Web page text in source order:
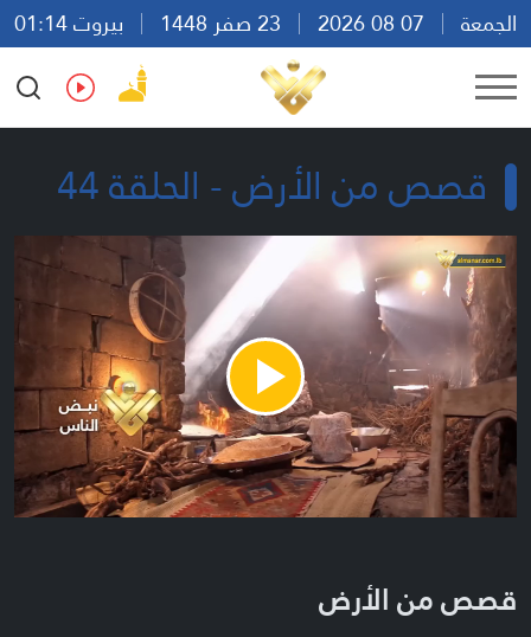
الجمعة
بيروت 01:14
Ar
En Fr Es
قصص من الأرض - الحلقة 44
Play
Video
قصص من الأرض